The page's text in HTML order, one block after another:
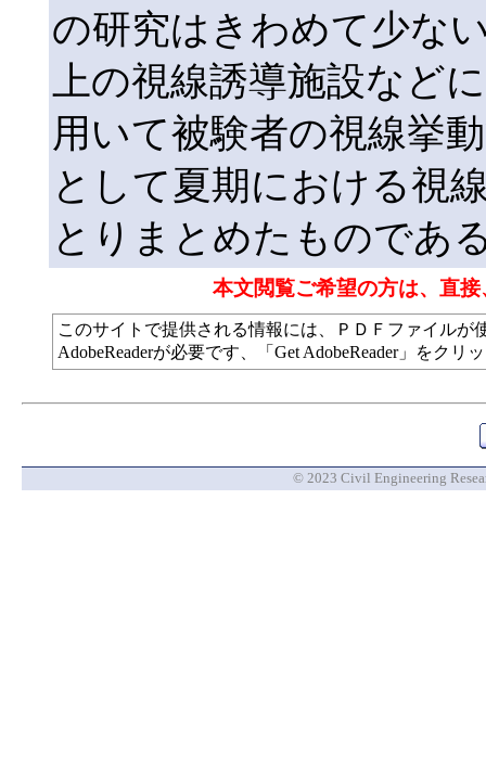
の研究はきわめて少な
上の視線誘導施設など
用いて被験者の視線挙
として夏期における視
とりまとめたものであ
本文閲覧ご希望の方は、直
このサイトで提供される情報には、ＰＤＦファイル
AdobeReaderが必要です、「Get AdobeReader」をク
© 2023 Civil Engineering